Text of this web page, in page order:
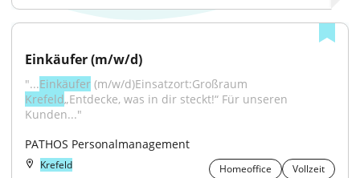
Einkäufer (m/w/d)
"...Einkäufer
Krefeld„Entdecke, was in dir steckt!“ Für unseren
Kunden..."
PATHOS Personalmanagement
Krefeld Homeoffice
Vollzeit